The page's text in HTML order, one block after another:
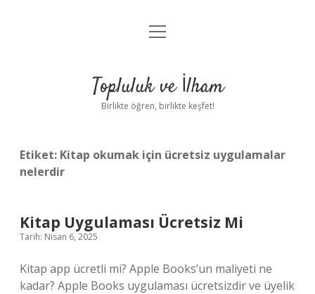
Anasayfa
Yasal Uyarı
menüyü
Topluluk ve İlham
Birlikte öğren, birlikte keşfet!
Etiket: Kitap okumak için ücretsiz uygulamalar
nelerdir
Kitap Uygulaması Ücretsiz Mi
Tarih: Nisan 6, 2025
Kitap app ücretli mi? Apple Books’un maliyeti ne
kadar? Apple Books uygulaması ücretsizdir ve üyelik